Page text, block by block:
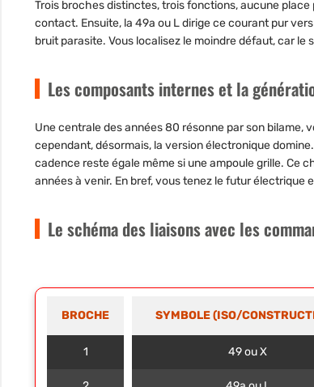
Trois broches distinctes, trois fonctions, aucune place
contact. Ensuite, la 49a ou L dirige ce courant pur
bruit parasite. Vous localisez le moindre défaut, car
Les composants internes et la
Une centrale des années 80 résonne par son
cependant, désormais, la version électronique
cadence reste égale même si une ampoule grille. Ce
années à venir. En bref, vous tenez le futur électrique
Le schéma des liaisons avec les
BROCHE SYMBOLE (ISO/
1 49 ou X